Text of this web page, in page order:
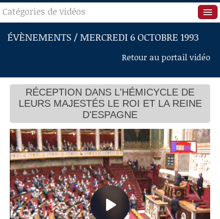
ACCUEIL
EN DIRECT
RECHERCHE
AIDE À LA DÉCOUPE
DE VIDÉOS
Catégories de vidéos
Séance publique
Questions au Gouvernement
Commissions
Présidence
Évènements
Connaissance, Histoire
Autres
ÉVÈNEMENTS / MERCREDI 6 OCTOBRE 1993
Retour au portail vidéo
RÉCEPTION DANS L'HÉMICYCLE DE
LEURS MAJESTÉS LE ROI ET LA REINE
D'ESPAGNE